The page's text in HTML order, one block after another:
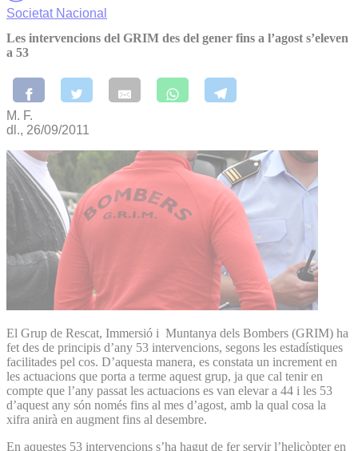
Societat Nacional
Les intervencions del GRIM des del gener fins a l’agost s’eleven
a 53
M. F.
dl., 26/09/2011
El Grup de Rescat, Immersió i Muntanya dels Bombers (GRIM) ha
fet des de principis d’any 53 intervencions, segons les estadístiques
facilitades pel cos. D’aquesta manera, es constata un increment en
les actuacions que porta a terme aquest grup, ja que cal tenir en
compte que l’any passat les actuacions es van elevar a 44 i les 53
d’aquest any són només fins al mes d’agost, amb la qual cosa la
xifra anirà en augment fins al desembre.
En aquestes 53 intervencions s’ha hagut de fer servir l’helicòpter en